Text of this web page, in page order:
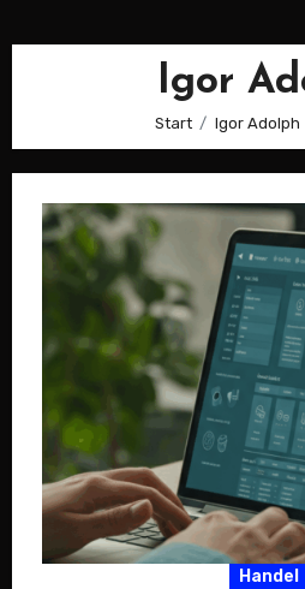
Igor
Start Igor Adolph
Handel